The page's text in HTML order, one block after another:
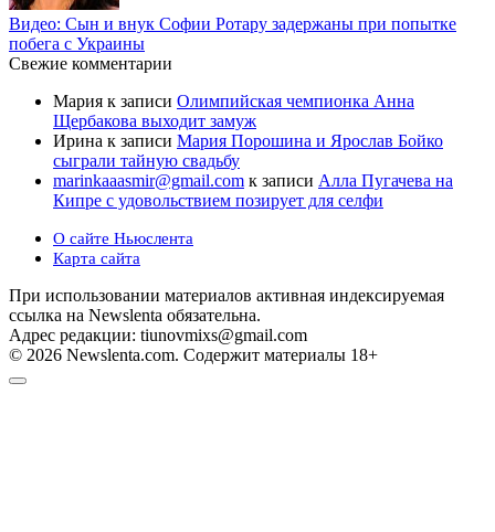
Видео: Сын и внук Софии Ротару задержаны при попытке
побега с Украины
Свежие комментарии
Мария к записи Олимпийская чемпионка Анна
Щербакова выходит замуж
Ирина к записи Мария Порошина и Ярослав Бойко
сыграли тайную свадьбу
marinkaaasmir@gmail.com к записи Алла Пугачева на
Кипре с удовольствием позирует для селфи
О сайте Ньюслента
Карта сайта
При использовании материалов активная индексируемая
ссылка на Newslenta обязательна.
Адрес редакции: tiunovmixs@gmail.com
© 2026 Newslenta.com. Содержит материалы 18+